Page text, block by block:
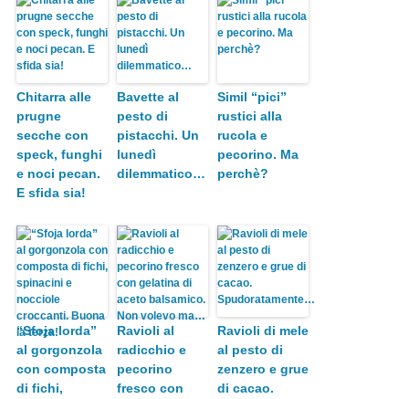
Chitarra alle
prugne
secche con
speck, funghi
e noci pecan.
E sfida sia!
Bavette al
pesto di
pistacchi. Un
lunedì
dilemmatico…
Simil “pici”
rustici alla
rucola e
pecorino. Ma
perchè?
“Sfoja lorda”
al gorgonzola
con composta
di fichi,
Ravioli al
radicchio e
pecorino
fresco con
Ravioli di mele
al pesto di
zenzero e grue
di cacao.